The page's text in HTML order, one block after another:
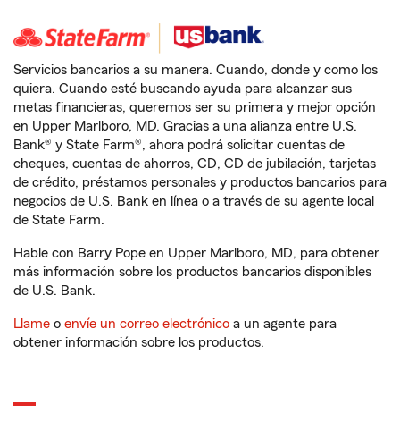
Servicios bancarios a su manera. Cuando, donde y como los
quiera. Cuando esté buscando ayuda para alcanzar sus
metas financieras, queremos ser su primera y mejor opción
en Upper Marlboro, MD. Gracias a una alianza entre U.S.
Bank® y State Farm®, ahora podrá solicitar cuentas de
cheques, cuentas de ahorros, CD, CD de jubilación, tarjetas
de crédito, préstamos personales y productos bancarios para
negocios de U.S. Bank en línea o a través de su agente local
de State Farm.
Hable con Barry Pope en Upper Marlboro, MD, para obtener
más información sobre los productos bancarios disponibles
de U.S. Bank.
Llame o envíe un correo electrónico a un agente para
obtener información sobre los productos.